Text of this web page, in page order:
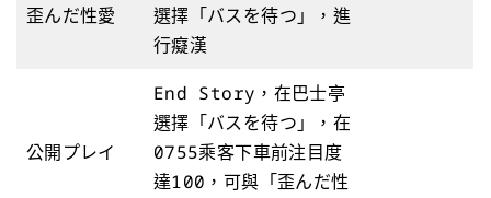
歪んだ性愛
選擇「バスを待つ」，進
行癡漢
公開プレイ
End Story，在巴士亭
選擇「バスを待つ」，在
0755乘客下車前注目度
達100，可與「歪んだ性